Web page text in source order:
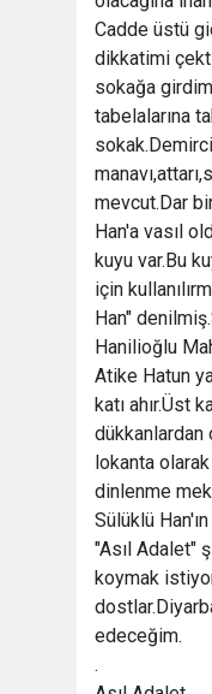
Cadde üstü
dikkatimi
sokağa
tabelalarına
mevcut.Dar
Han'a vasıl
kuyu var.Bu
için
Han"
Hanilioğlu
Atike Hatun
katı ahır.Üst
lokanta
dinlenme
Sülüklü
"Asıl Adalet"
koymak
edeceğim.
.